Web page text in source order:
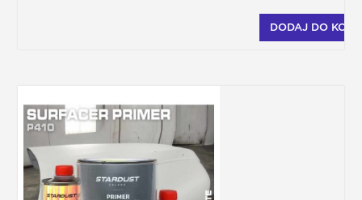
Dla specjalistów od drewna technicznym i
wysokowydajnym produktem, który jest
niewystarczająco używany, jest żywica
Przede wszystkim może służyć jako
warstwa impregnująca do drewna: żywica
1010 wniknie i zablokuje dno, skutecznie
chroniąc drewno.
Żywica1010 to bardzo wytrzymały,
dwuskładnikowy produkt, który nie zawiera
rozpuszczalnika ani zapachu.
DODAJ DO